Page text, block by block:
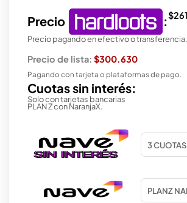
Precio :$
Precio pagando en efectivo o transferencia.
Precio de lista: $300.630
Pagando con tarjeta o plataformas de pago.
Cuotas sin interés:
Solo con tarjetas bancarias
PLAN Z con NaranjaX.